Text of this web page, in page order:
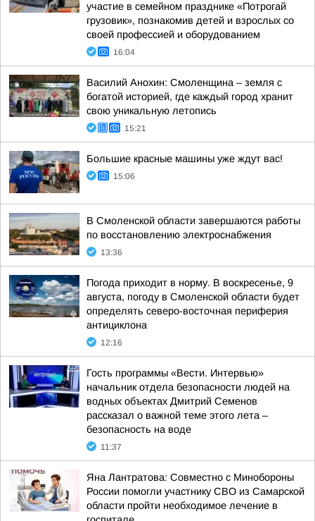
участие в семейном празднике «Потрогай
грузовик», познакомив детей и взрослых со
своей профессией и оборудованием
16:04
Василий Анохин: Смоленщина – земля с
богатой историей, где каждый город хранит
свою уникальную летопись
15:21
Большие красные машины уже ждут вас!
15:06
В Смоленской области завершаются работы
по восстановлению электроснабжения
13:36
Погода приходит в норму. В воскресенье, 9
августа, погоду в Смоленской области будет
определять северо-восточная периферия
антициклона
12:16
Гость программы «Вести. Интервью»
начальник отдела безопасности людей на
водных объектах Дмитрий Семенов
рассказал о важной теме этого лета –
безопасность на воде
11:37
Яна Лантратова: Совместно с Минобороны
России помогли участнику СВО из Самарской
области пройти необходимое лечение в